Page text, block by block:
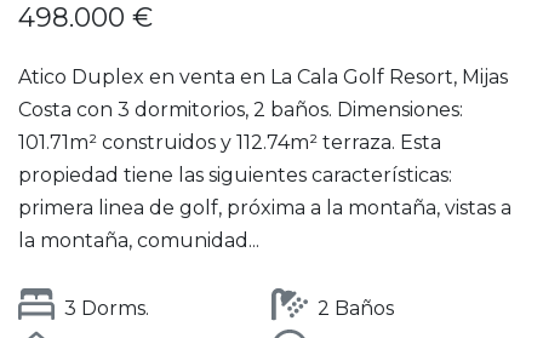
498.000 €
Atico Duplex en venta en La Cala Golf Resort, Mijas
Costa con 3 dormitorios, 2 baños. Dimensiones:
101.71m² construidos y 112.74m² terraza. Esta
propiedad tiene las siguientes características:
primera linea de golf, próxima a la montaña, vistas a
la montaña, comunidad...
3 Dorms.
2 Baños